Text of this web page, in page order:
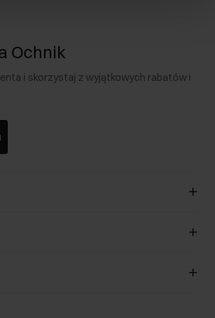
Ochnik
i skorzystaj z wyjątkowych rabatów i